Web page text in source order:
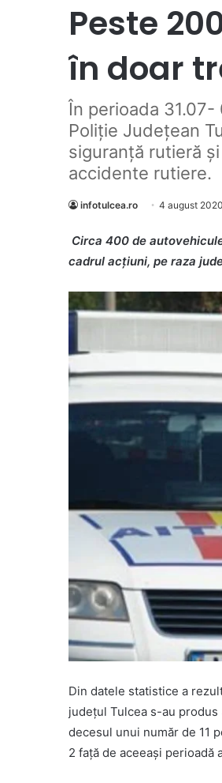
Peste
în doar
În perioada
Poliție Județean
siguranță rutieră
accidente rutiere.
infotulcea.ro 4 august 2020
Circa 400 de
cadrul acțiuni, pe raza
Din datele statistice a
judeţul Tulcea s-au
decesul unui număr de 11
2 față de aceeași perioadă